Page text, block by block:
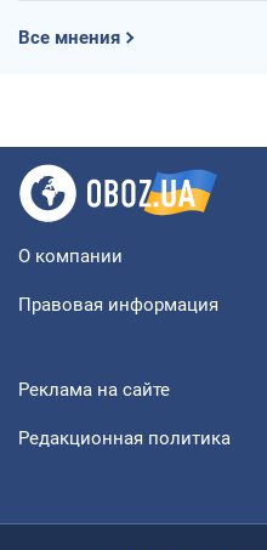
Все мнения
О компании
Правовая информация
Реклама на сайте
Редакционная политика